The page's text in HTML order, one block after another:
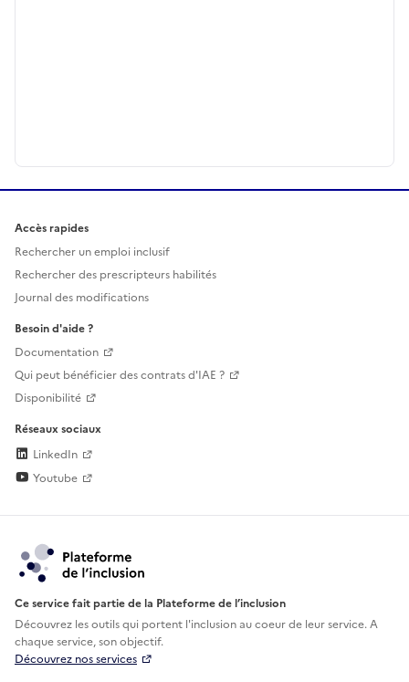
Accès rapides
Rechercher un emploi inclusif
Rechercher des prescripteurs habilités
Journal des modifications
Besoin d'aide ?
Documentation
Qui peut bénéficier des contrats d'IAE ?
Disponibilité
Réseaux sociaux
LinkedIn
Youtube
Ce service fait partie de la Plateforme de l’inclusion
Découvrez les outils qui portent l'inclusion aucoeur de leur service. A
chaque service, son objectif.
Découvrez nos services